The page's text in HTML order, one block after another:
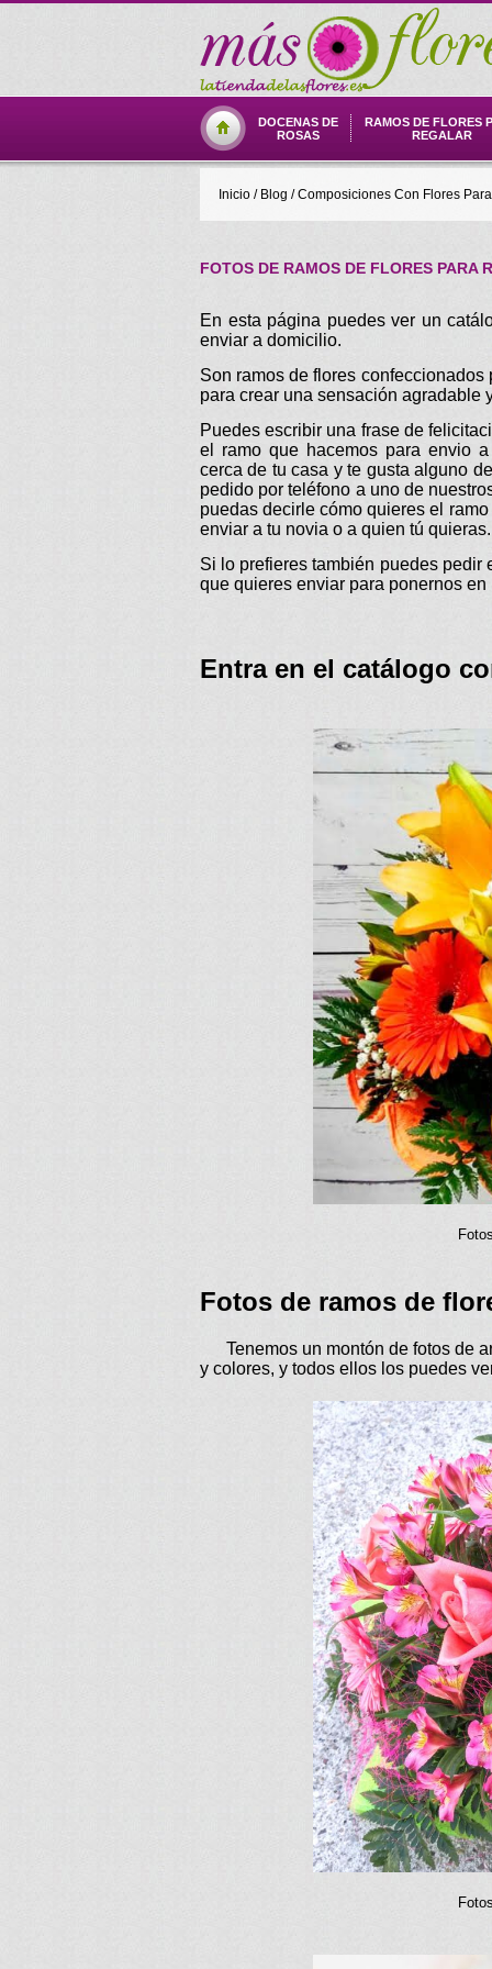
DOCENAS DE
ROSAS
RAMOS DE FLORES
REGALAR
Inicio / Blog /Composiciones Con Flores
FOTOS DE RAMOS DE FLORES PARA
En esta página puedes ver un
enviar a domicilio.
Son ramos de flores
para crear una sensación agradable
Puedes escribir una frase de
el ramo que hacemos para envio
cerca de tu casa y te gusta alguno
pedido por teléfono a uno de
puedas decirle cómo quieres el
enviar a tu novia o a quien tú quieras.
Si lo prefieres también puedes pedir
que quieres enviar para ponernos
Entra en el catálogo
Fotos de ramos de
Tenemos un montón de fotos de
y colores, y todos ellos los puedes